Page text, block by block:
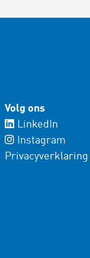
Volg ons
LinkedIn
Instagram
Privacyverklaring